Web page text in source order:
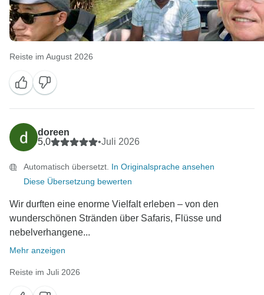
Reiste im August 2026
doreen
5,0
•Juli 2026
Automatisch übersetzt. In Originalsprache ansehen
Diese Übersetzung bewerten
Wir durften eine enorme Vielfalt erleben – von den
wunderschönen Stränden über Safaris, Flüsse und
nebelverhangene...
Mehr anzeigen
Reiste im Juli 2026